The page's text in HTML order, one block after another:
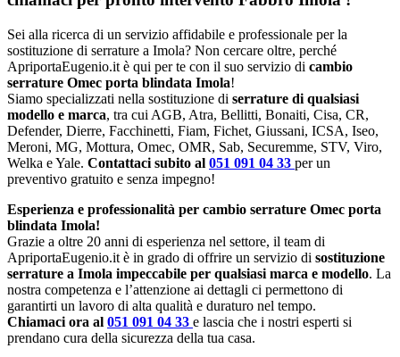
Sei alla ricerca di un servizio affidabile e professionale per la
sostituzione di serrature a Imola? Non cercare oltre, perché
ApriportaEugenio.it è qui per te con il suo servizio di cambio
serrature Omec porta blindata Imola!
Siamo specializzati nella sostituzione di serrature di qualsiasi
modello e marca, tra cui AGB, Atra, Bellitti, Bonaiti, Cisa, CR,
Defender, Dierre, Facchinetti, Fiam, Fichet, Giussani, ICSA, Iseo,
Meroni, MG, Mottura, Omec, OMR, Sab, Securemme, STV, Viro,
Welka e Yale. Contattaci subito al 051 091 04 33 per un
preventivo gratuito e senza impegno!
Esperienza e professionalità per cambio serrature Omec porta
blindata Imola!
Grazie a oltre 20 anni di esperienza nel settore, il team di
ApriportaEugenio.it è in grado di offrire un servizio di sostituzione
serrature a Imola impeccabile per qualsiasi marca e modello. La
nostra competenza e l’attenzione ai dettagli ci permettono di
garantirti un lavoro di alta qualità e duraturo nel tempo.
Chiamaci ora al 051 091 04 33 e lascia che i nostri esperti si
prendano cura della sicurezza della tua casa.